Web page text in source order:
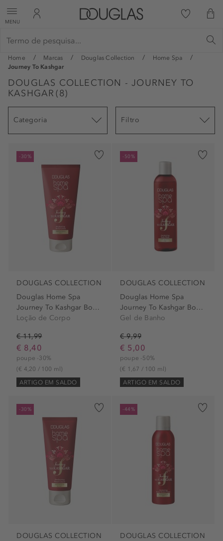
MENU
Home Marcas Douglas Collection
Home Spa
Journey To Kashgar
DOUGLAS COLLECTION - JOURNEY TO
KASHGAR (8)
Categoria Filtro
-30%
DOUGLAS COLLECTION
Douglas Home Spa
Journey To Kashgar Body Lotion
Loção de Corpo
€ 11,99
€ 8,40
poupe -30%
(€ 4,20 / 100 ml)
ARTIGO EM SALDO
-50%
DOUGLAS COLLECTION
Douglas Home Spa
Journey To Kashgar Body Wash
Gel de Banho
€ 9,99
€ 5,00
poupe -50%
(€ 1,67 / 100 ml)
ARTIGO EM SALDO
-30%
DOUGLAS COLLECTION
-44%
DOUGLAS COLLECTION